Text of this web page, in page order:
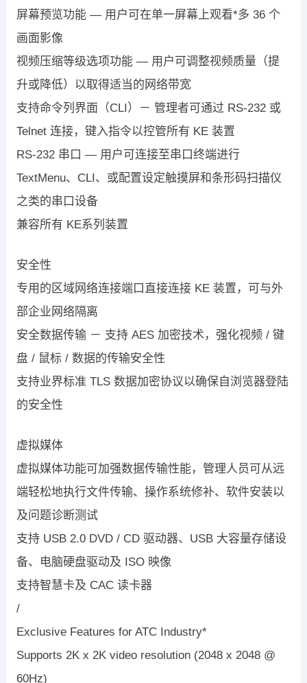
屏幕预览功能 — 用户可在单一屏幕上观看*多 36 个
画面影像
视频压缩等级选项功能 — 用户可调整视频质量（提
升或降低）以取得适当的网络带宽
支持命令列界面（CLI）－ 管理者可通过 RS-232 或
Telnet 连接，键入指令以控管所有 KE 装置
RS-232 串口 — 用户可连接至串口终端进行
TextMenu、CLI、或配置设定触摸屏和条形码扫描仪
之类的串口设备
兼容所有 KE系列装置
安全性
专用的区域网络连接端口直接连接 KE 装置，可与外
部企业网络隔离
安全数据传输 － 支持 AES 加密技术，强化视频 / 键
盘 / 鼠标 / 数据的传输安全性
支持业界标准 TLS 数据加密协议以确保自浏览器登陆
的安全性
虚拟媒体
虚拟媒体功能可加强数据传输性能，管理人员可从远
端轻松地执行文件传输、操作系统修补、软件安装以
及问题诊断测试
支持 USB 2.0 DVD / CD 驱动器、USB 大容量存储设
备、电脑硬盘驱动及 ISO 映像
支持智慧卡及 CAC 读卡器
/
Exclusive Features for ATC Industry*
Supports 2K x 2K video resolution (2048 x 2048 @
60Hz)